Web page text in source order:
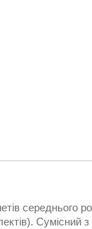
середнього